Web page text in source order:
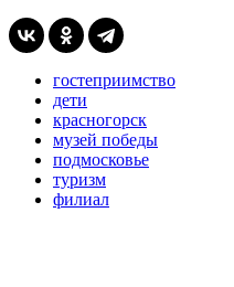
гостеприимство
дети
красногорск
музей победы
подмосковье
туризм
филиал